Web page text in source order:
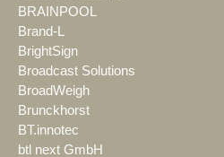
BRAINPOOL
Brand-L
BrightSign
Broadcast Solutions
BroadWeigh
Brunckhorst
BT.innotec
btl next GmbH